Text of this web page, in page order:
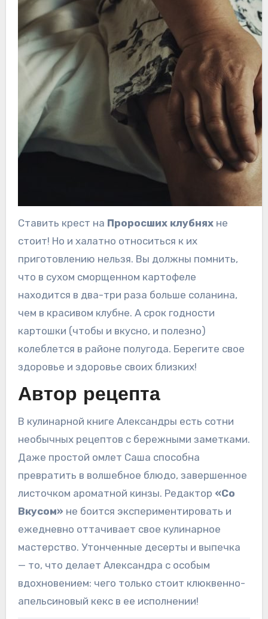
Ставить крест на Проросших клубняхне
стоит! Но и халатно относиться к их
приготовлению нельзя. Вы должны помнить,
что в сухом сморщенном картофеле
находится в два-три раза больше соланина,
чем в красивом клубне. А срок годности
картошки (чтобы и вкусно, и полезно)
колеблется в районе полугода. Берегите свое
здоровье и здоровье своих близких!
Автор рецепта
В кулинарной книге Александры есть сотни
необычных рецептов с бережными заметками.
Даже простой омлет Саша способна
превратить в волшебное блюдо, завершенное
листочком ароматной кинзы. Редактор «Со
Вкусом» не боится экспериментировать и
ежедневно оттачивает свое кулинарное
мастерство. Утонченные десерты и выпечка
— то, что делает Александра с особым
вдохновением: чего только стоит клюквенно-
апельсиновый кекс в ее исполнении!